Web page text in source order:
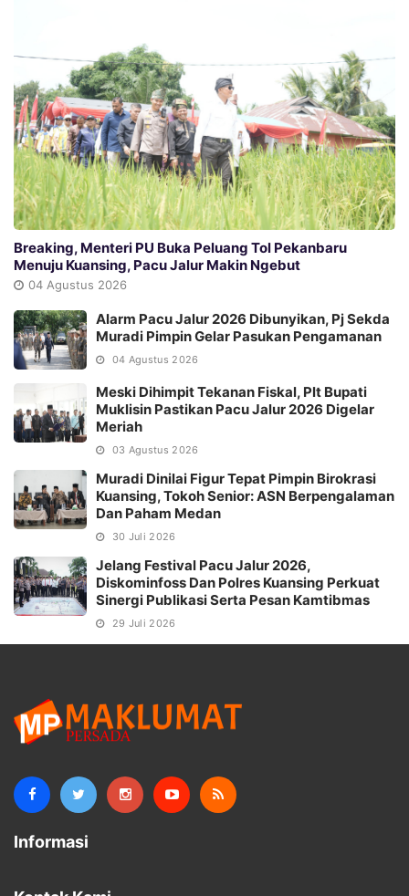
Breaking, Menteri PU Buka Peluang Tol Pekanbaru
Menuju Kuansing, Pacu Jalur Makin Ngebut
04 Agustus 2026
Alarm Pacu Jalur 2026 Dibunyikan, Pj Sekda
Muradi Pimpin Gelar Pasukan Pengamanan
04 Agustus 2026
Meski Dihimpit Tekanan Fiskal, Plt Bupati
Muklisin Pastikan Pacu Jalur 2026 Digelar
Meriah
03 Agustus 2026
Muradi Dinilai Figur Tepat Pimpin Birokrasi
Kuansing, Tokoh Senior: ASN Berpengalaman
Dan Paham Medan
30 Juli 2026
Jelang Festival Pacu Jalur 2026,
Diskominfoss Dan Polres Kuansing Perkuat
Sinergi Publikasi Serta Pesan Kamtibmas
29 Juli 2026
Informasi